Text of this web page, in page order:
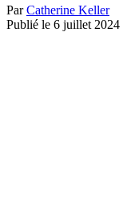
ParCatherine Keller
Publié le 6 juillet 2024